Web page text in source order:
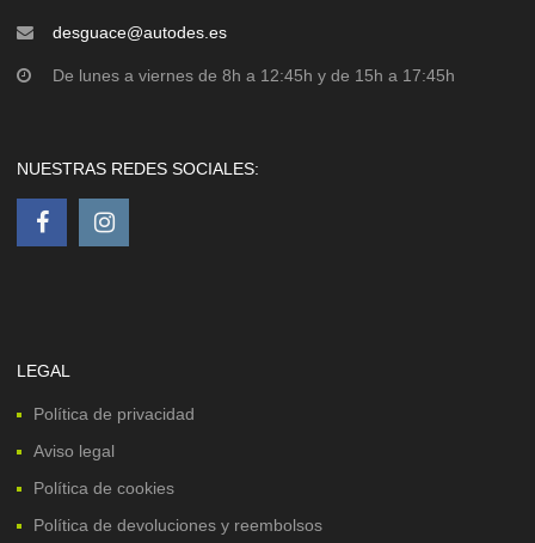
desguace@autodes.es
De lunes a viernes de 8h a 12:45h y de 15h a 17:45h
NUESTRAS REDES SOCIALES:
LEGAL
Política de privacidad
Aviso legal
Política de cookies
Política de devoluciones y reembolsos